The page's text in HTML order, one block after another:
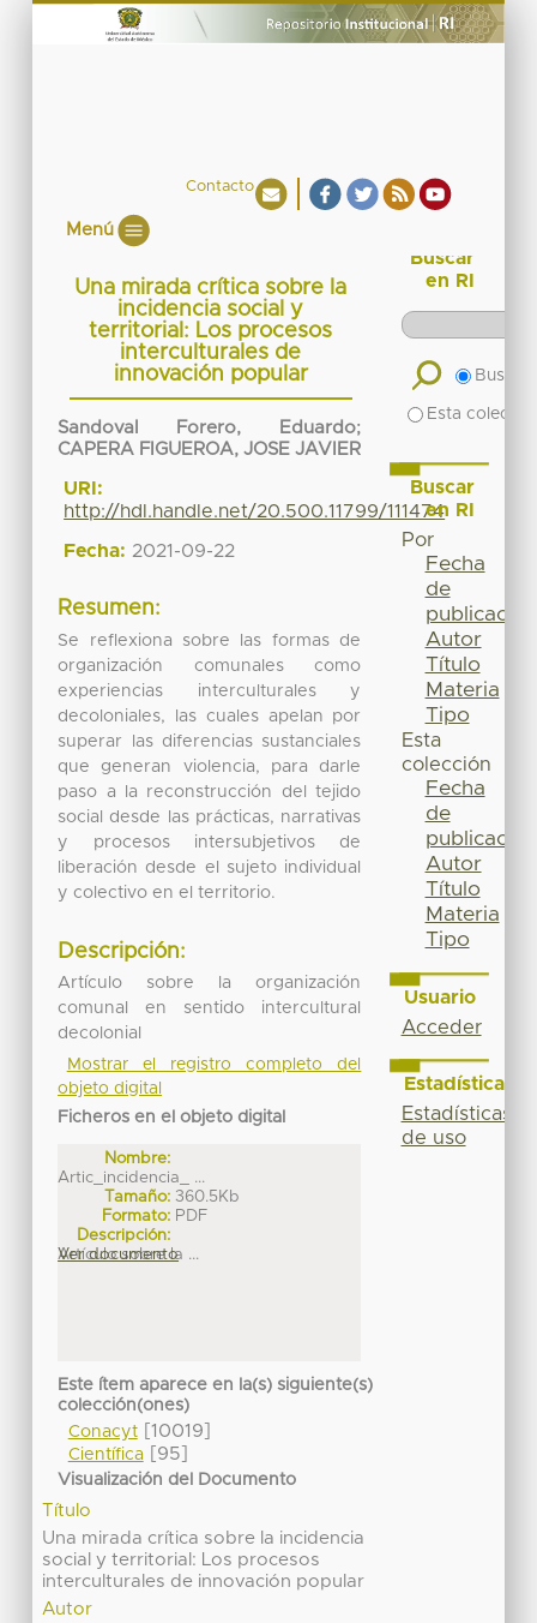
Contacto
Menú
Una mirada crítica sobre la
incidencia social y
territorial: Los procesos
interculturales de
innovación popular
Sandoval Forero, Eduardo;
CAPERA FIGUEROA, JOSE JAVIER
URI:
http://hdl.handle.net/20.500.11799/111474
Fecha: 2021-09-22
Resumen:
Se reflexiona sobre las formas de
organización comunales como
experiencias interculturales y
decoloniales, las cuales apelan por
superar las diferencias sustanciales
que generan violencia, para darle
paso a la reconstrucción del tejido
social desde las prácticas, narrativas
y procesos intersubjetivos de
liberación desde el sujeto individual
y colectivo en el territorio.
Descripción:
Artículo sobre la organización
comunal en sentido intercultural
decolonial
Mostrar el registro completo del
objeto digital
Ficheros en el objeto digital
Nombre:
Artic_incidencia_ ...
Tamaño: 360.5Kb
Formato: PDF
Descripción:
Artículo sobre la ...
Ver documento
Este ítem aparece en la(s) siguiente(s)
colección(ones)
Conacyt[10019]
Científica[95]
Visualización del Documento
Título
Una mirada crítica sobre la incidencia
social y territorial: Los procesos
interculturales de innovación popular
Autor
Buscar
en RI
Buscar
Esta
Buscar
en RI
Por
Fecha
de
publicación
Autor
Título
Materia
Tipo
Esta
colección
Fecha
de
publicación
Autor
Título
Materia
Tipo
Usuario
Acceder
Estadísticas
Estadísticas
de uso